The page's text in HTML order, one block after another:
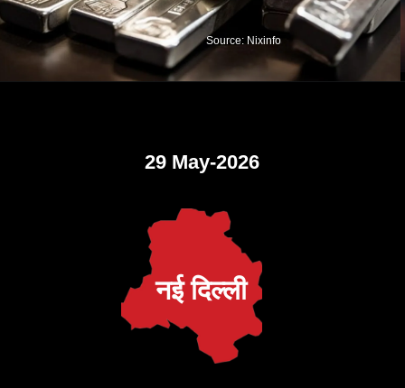
Source: Nixinfo
29 May-2026
नई दिल्ली